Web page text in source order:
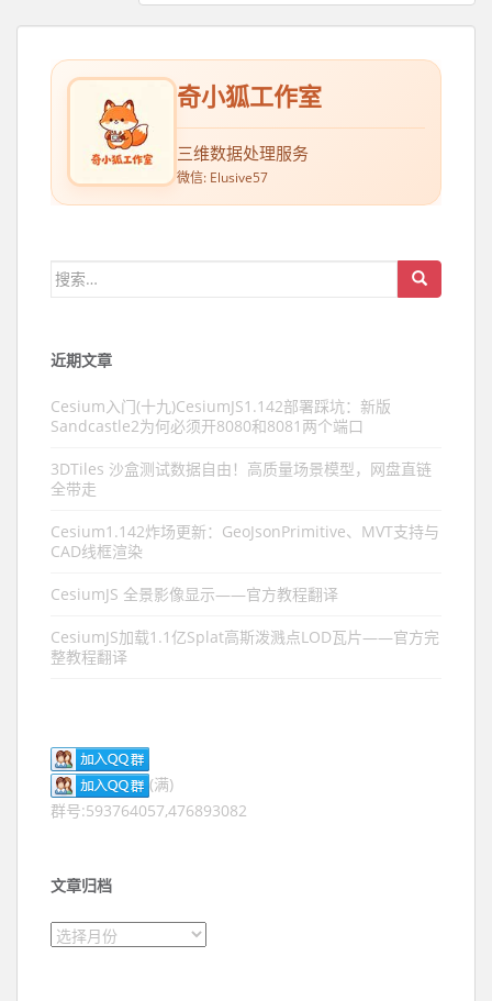
奇小狐工作室
三维数据处理服务
微信: Elusive57
搜索：
近期文章
Cesium入门(十九)CesiumJS1.142部署踩坑：新版
Sandcastle2为何必须开8080和8081两个端口
3DTiles 沙盒测试数据自由！高质量场景模型，网盘直链
全带走
Cesium1.142炸场更新：GeoJsonPrimitive、MVT支持与
CAD线框渲染
CesiumJS 全景影像显示——官方教程翻译
CesiumJS加载1.1亿Splat高斯泼溅点LOD瓦片——官方完
整教程翻译
(满)
群号:593764057,476893082
文章归档
文章归档